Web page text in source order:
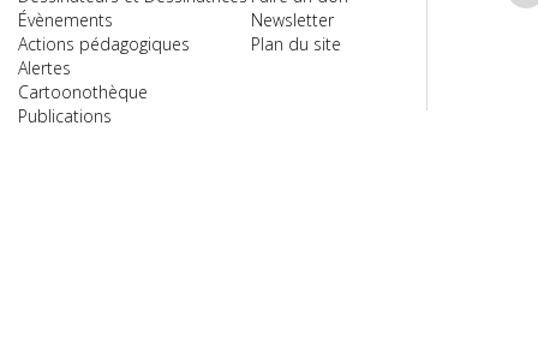
Évènements
Actions pédagogiques
Alertes
Cartoonothèque
Publications
Newsletter
Plan du site